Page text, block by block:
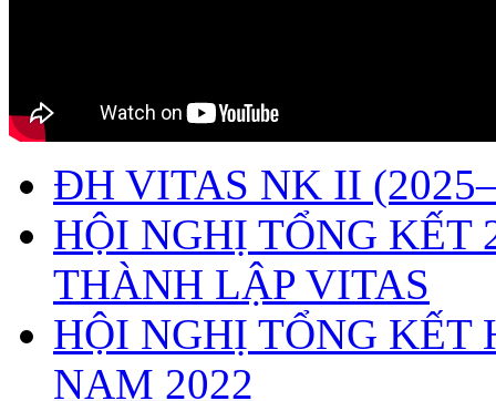
ĐH VITAS NK II
HỘI NGHỊ TỔNG
THÀNH LẬP VITAS
HỘI NGHỊ TỔNG KẾT
NAM 2022